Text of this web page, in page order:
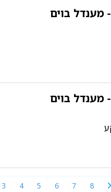
מענדל בוים
מענדל בוים
3 4 5 6 7 8